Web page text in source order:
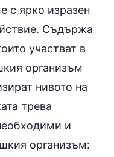
с ярко изразен
Съдържа
участват в
организъм
нивото на
трева
и
организъм: